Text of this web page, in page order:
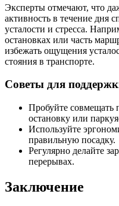
Эксперты отмечают, что
активность в течение дня
усталости и стресса.
остановках или часть
избежать ощущения
стояния в транспорте.
Советы для
Пробуйте совмещать
остановку или
Используйте
правильную посадку.
Регулярно делайте
перерывах.
Заключение